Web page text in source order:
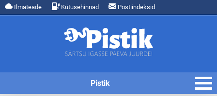
Ilmateade Kütusehinnad Postiindeksid
Pistik